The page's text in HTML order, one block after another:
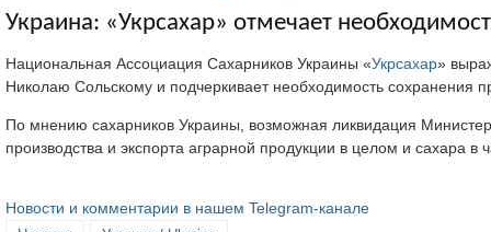
Украина: «Укрсахар» отмечает
Национальная Ассоциация Сахарников Украины «Укрсахар»
Николаю Сольскому и подчеркивает необходимость сохранения
По мнению сахарников Украины, возможная ликвидация
производства и экспорта аграрной продукции в целом и сахара в
Новости и комментарии в нашем Telegram-канале